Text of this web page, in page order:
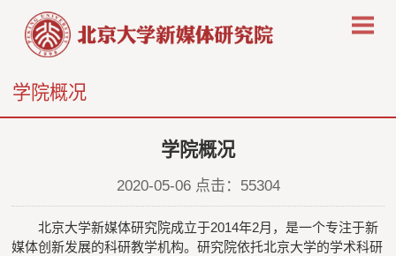
学院概况
学院概况
2020-05-06 点击： 55304
北京大学新媒体研究院成立于2014年2月，是一个专注于新
媒体创新发展的科研教学机构。研究院依托北京大学的学术科研